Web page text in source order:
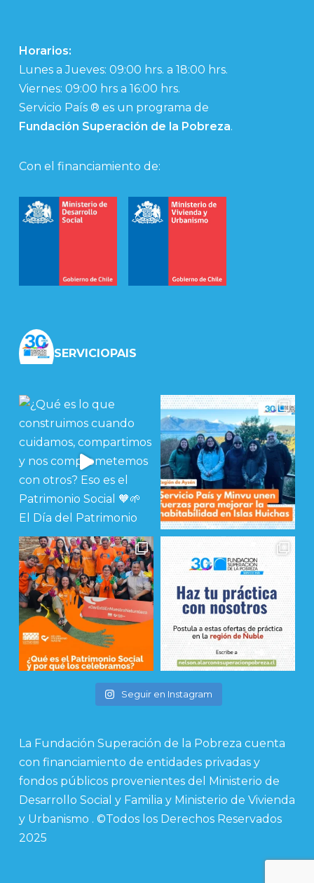
Horarios:
Lunes a Jueves: 09:00 hrs. a 18:00 hrs.
Viernes: 09:00 hrs a 16:00 hrs.
Servicio País ® es un programa de
Fundación Superación de la Pobreza.
Con el financiamiento de:
SERVICIOPAIS
Seguir en Instagram
La Fundación Superación de la Pobreza cuenta
con financiamiento de entidades privadas y
fondos públicos provenientes del Ministerio de
Desarrollo Social y Familia y Ministerio de Vivienda
y Urbanismo . ©Todos los Derechos Reservados
2025